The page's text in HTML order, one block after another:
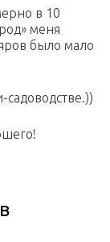
в 10
меня
было мало